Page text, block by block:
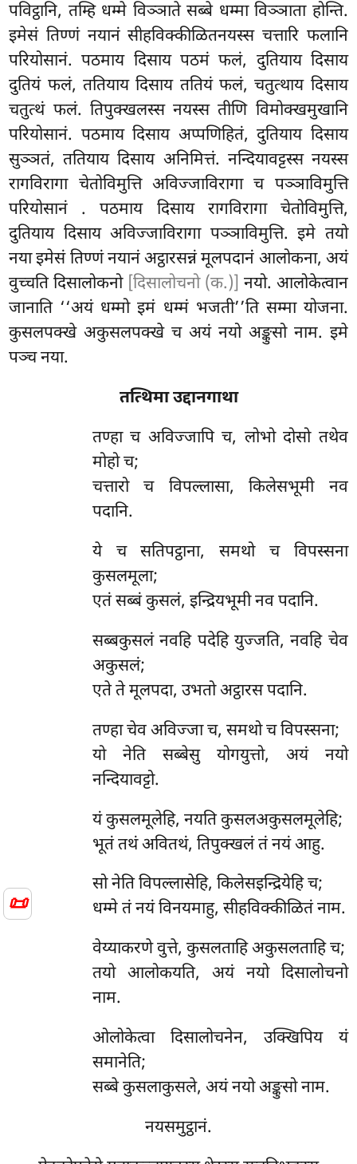
📜
पविट्ठानि, तम्हि धम्मे विञ्ञाते सब्बे धम्मा विञ्ञाता होन्ति.
इमेसं तिण्णं नयानं सीहविक्कीळितनयस्स चत्तारि फलानि
परियोसानं. पठमाय दिसाय पठमं फलं, दुतियाय दिसाय
दुतियं फलं, ततियाय दिसाय ततियं फलं, चतुत्थाय दिसाय
चतुत्थं फलं. तिपुक्खलस्स नयस्स तीणि विमोक्खमुखानि
परियोसानं. पठमाय दिसाय अप्पणिहितं, दुतियाय दिसाय
सुञ्ञतं, ततियाय दिसाय अनिमित्तं. नन्दियावट्टस्स नयस्स
रागविरागा चेतोविमुत्ति अविज्जाविरागा च पञ्ञाविमुत्ति
परियोसानं . पठमाय दिसाय रागविरागा चेतोविमुत्ति,
दुतियाय दिसाय अविज्जाविरागा पञ्ञाविमुत्ति. इमे तयो
नया इमेसं तिण्णं नयानं अट्ठारसन्नं मूलपदानं आलोकना, अयं
वुच्चति दिसालोकनो [दिसालोचनो (क.)] नयो. आलोकेत्वान
जानाति ‘‘अयं धम्मो इमं धम्मं भजती’’ति सम्मा योजना.
कुसलपक्खे अकुसलपक्खे च अयं नयो अङ्कुसो नाम. इमे
पञ्च नया.
तत्थिमा उद्दानगाथा
तण्हा च अविज्जापि च, लोभो दोसो तथेव
मोहो च;
चत्तारो च विपल्लासा, किलेसभूमी नव
पदानि.
ये च सतिपट्ठाना, समथो च विपस्सना
कुसलमूला;
एतं सब्बं कुसलं, इन्द्रियभूमी नव पदानि.
सब्बकुसलं नवहि पदेहि युज्जति, नवहि चेव
अकुसलं;
एते ते मूलपदा, उभतो अट्ठारस पदानि.
तण्हा चेव अविज्जा च, समथो च विपस्सना;
यो नेति सब्बेसु योगयुत्तो, अयं नयो
नन्दियावट्टो.
यं कुसलमूलेहि, नयति कुसलअकुसलमूलेहि;
भूतं तथं अवितथं, तिपुक्खलं तं नयं आहु.
सो नेति विपल्लासेहि, किलेसइन्द्रियेहि च;
धम्मे तं नयं विनयमाहु, सीहविक्कीळितं नाम.
वेय्याकरणे वुत्ते, कुसलताहि अकुसलताहि च;
तयो आलोकयति, अयं नयो दिसालोचनो
नाम.
ओलोकेत्वा दिसालोचनेन, उक्खिपिय यं
समानेति;
सब्बे कुसलाकुसले, अयं नयो अङ्कुसो नाम.
नयसमुट्ठानं.